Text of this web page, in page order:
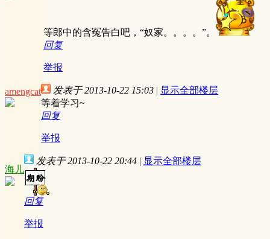
等郎中的含冤告白吧，“奴家。。。。”。
回复
举报
amengcat 发表于 2013-10-22 15:03 | 显示全部楼层
等着学习~
回复
举报
海儿
发表于 2013-10-22 20:44 | 显示全部楼层
回复
举报